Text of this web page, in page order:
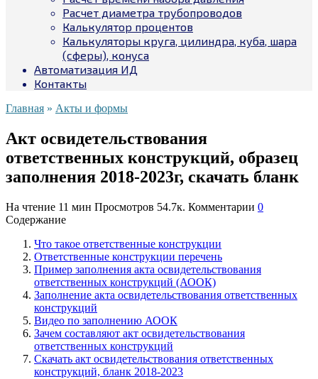
Расчет диаметра трубопроводов
Калькулятор процентов
Калькуляторы круга, цилиндра, куба, шара
(сферы), конуса
Автоматизация ИД
Контакты
Главная » Акты и формы
Акт освидетельствования
ответственных конструкций, образец
заполнения 2018-2023г, скачать бланк
На чтение 11 мин Просмотров 54.7к. Комментарии 0
Содержание
Что такое ответственные конструкции
Ответственные конструкции перечень
Пример заполнения акта освидетельствования
ответственных конструкций (АООК)
Заполнение акта освидетельствования ответственных
конструкций
Видео по заполнению АООК
Зачем составляют акт освидетельствования
ответственных конструкций
Скачать акт освидетельствования ответственных
конструкций, бланк 2018-2023